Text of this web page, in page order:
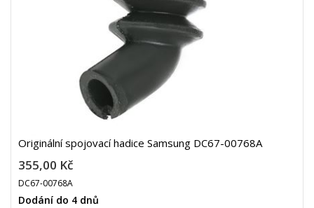
Originální spojovací hadice Samsung DC67-00768A
355,00 Kč
DC67-00768A
Dodání do 4 dnů